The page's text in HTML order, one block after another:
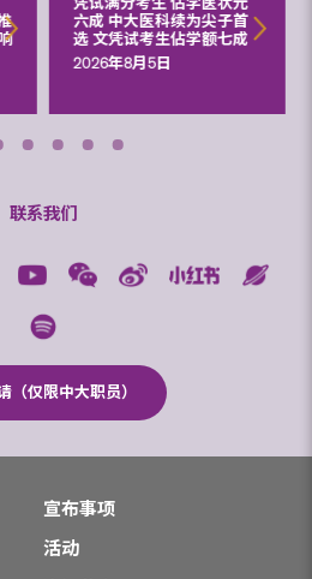
六成 中大医科续为尖子首
选 文凭试考生佔学额七成
2026年8月5日
联系我们
（仅限中大职员）
宣布事项
活动